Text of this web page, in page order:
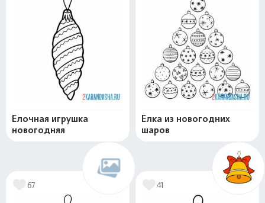
Елочная игрушка
новогодняя
Елка из новогодних
шаров
67 41